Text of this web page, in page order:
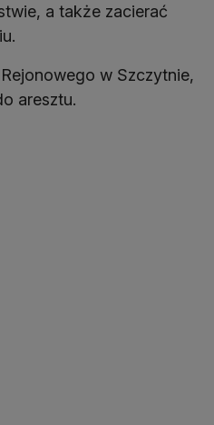
a także zacierać
w Szczytnie,
aresztu.